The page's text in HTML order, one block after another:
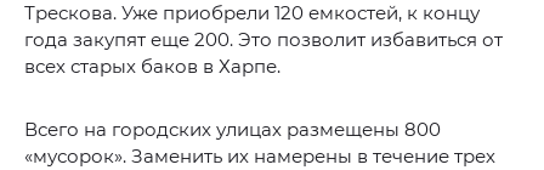
Трескова. Уже приобрели 120 емкостей, к концу
года закупят еще 200. Это позволит избавиться от
всех старых баков в Харпе.
Всего на городских улицах размещены 800
«мусорок». Заменить их намерены в течение трех